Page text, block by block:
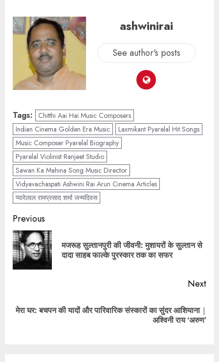
ashwinirai
See author's posts
Tags:
Chitthi Aai Hai Music Composers
Indian Cinema Golden Era Music
Laxmikant Pyarelal Hit Songs
Music Composer Pyarelal Biography
Pyarelal Violinist Ranjeet Studio
Sawan Ka Mahina Song Music Director
Vidyavachaspati Ashwini Rai Arun Cinema Articles
प्यारेलाल रामप्रसाद शर्मा जन्मदिवस
Previous
मजरूह सुल्तानपुरी की जीवनी: मुशायरों के सुल्तान से
दादा साहब फाल्के पुरस्कार तक का सफर
Next
मेरा घर: बचपन की यादों और पारिवारिक संस्कारों का सुंदर आशियाना |
अश्विनी राय ‘अरुण’